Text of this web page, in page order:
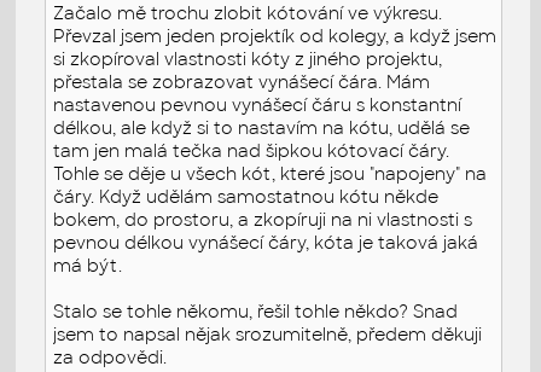
Začalo mě trochu zlobit kótování ve výkresu.
Převzal jsem jeden projektík od kolegy, a když jsem
si zkopíroval vlastnosti kóty z jiného projektu,
přestala se zobrazovat vynášecí čára. Mám
nastavenou pevnou vynášecí čáru s konstantní
délkou, ale když si to nastavím na kótu, udělá se
tam jen malá tečka nad šipkou kótovací čáry.
Tohle se děje u všech kót, které jsou "napojeny" na
čáry. Když udělám samostatnou kótu někde
bokem, do prostoru, a zkopíruji na ni vlastnosti s
pevnou délkou vynášecí čáry, kóta je taková jaká
má být.
Stalo se tohle někomu, řešil tohle někdo? Snad
jsem to napsal nějak srozumitelně, předem děkuji
za odpovědi.